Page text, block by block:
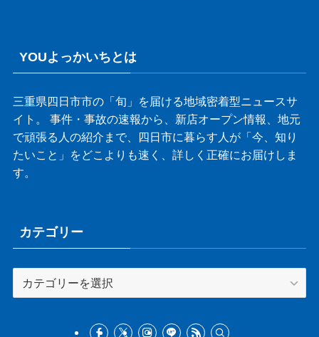
YOUよっかいちとは
三重県四日市市の「旬」を届ける地域密着型ニュースサ
イト。 事件・事故の速報から、新店オープン情報、地元
で頑張る人の紹介まで、四日市に暮らす人が「今、知り
たいこと」をどこよりも速く、詳しく正確にお届けしま
す。
カテゴリー
テ